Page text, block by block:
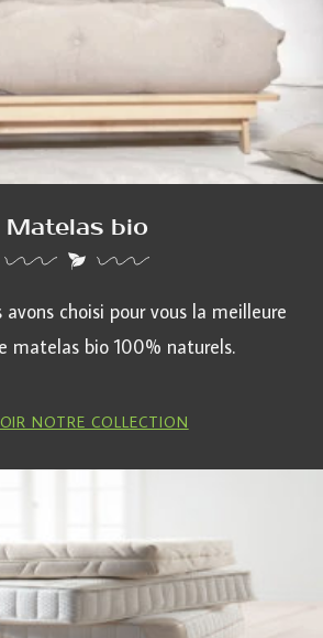
Matelas bio
choisi pour vous la meilleure
matelas bio 100% naturels.
NOTRE COLLECTION